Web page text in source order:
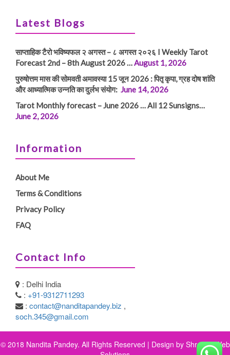
Latest Blogs
साप्ताहिक टैरो भविष्यफल २ अगस्त – ८ अगस्त २०२६ I Weekly Tarot
Forecast 2nd – 8th August 2026 …August 1, 2026
पुरुषोत्तम मास की सोमवती अमावस्या 15 जून 2026 : पितृ कृपा, ग्रह दोष शांति
और आध्यात्मिक उन्नति का दुर्लभ संयोग: June 14, 2026
Tarot Monthly forecast – June 2026 … All 12 Sunsigns…
June 2, 2026
Information
About Me
Terms & Conditions
Privacy Policy
FAQ
Contact Info
: Delhi India
: +91-9312711293
: contact@nanditapandey.biz ,
soch.345@gmail.com
© 2018 Nandita Pandey. All Rights Reserved | Design by Shreeya Web